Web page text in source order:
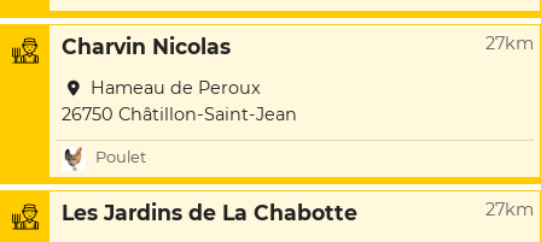
Charvin Nicolas 27km
Hameau de Peroux
26750 Châtillon-Saint-Jean
Poulet
Les Jardins de La Chabotte 27km